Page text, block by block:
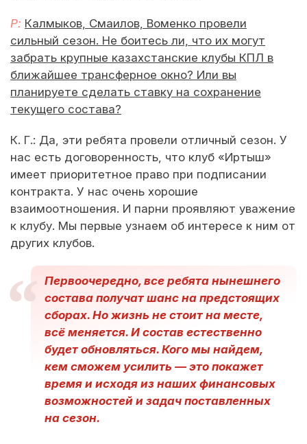
Р: Калмыков, Смаилов, Воменко провели
сильный сезон. Не боитесь ли, что их могут
забрать крупные казахстанские клубы КПЛ в
ближайшее трансферное окно? Или вы
планируете сделать ставку на сохранение
текущего состава?
К. Г.: Да, эти ребята провели отличный сезон. У
нас есть договоренность, что клуб «Иртыш»
имеет приоритетное право при подписании
контракта. У нас очень хорошие
взаимоотношения. И парни проявляют уважение
к клубу. Мы первые узнаем об интересе к ним от
других клубов.
Первоочередно, все ребята нынешнего
состава получат шанс на предстоящих
сборах. Но жизнь не стоит на месте,
всё меняется. И состав естественно
будет обновляться. Кого мы найдем,
кем сможем усилить — это покажет
время и исходя из наших финансовых
возможностей и задач поставленных
на сезон.